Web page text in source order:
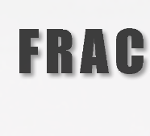
contenu